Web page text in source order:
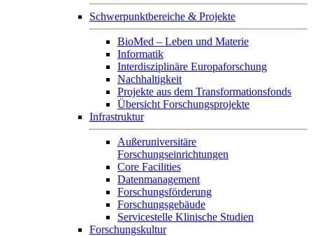
Schwerpunktbereiche & Projekte
BioMed – Leben und Materie
Informatik
Interdisziplinäre Europaforschung
Nachhaltigkeit
Projekte aus dem Transformationsfonds
Übersicht Forschungsprojekte
Infrastruktur
Außeruniversitäre
Forschungseinrichtungen
Core Facilities
Datenmanagement
Forschungsförderung
Forschungsgebäude
Servicestelle Klinische Studien
Forschungskultur